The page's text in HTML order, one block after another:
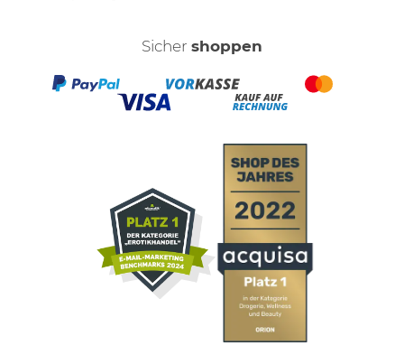
Nessa1994am 17.08.2014
am 04.02.2012
Ich hatte pech
am 13.07.2025
Schade ich habe einen Badeanzug bekommen. Ich wusste
nicht das man Swimmwear bekommt, dann hätte ich das gar
nicht bestellt. Habe mir das Material angeschaut aber es
wirkte sehr kratzig weshalb ich es zurück geschickt habe.
Sicher shoppen